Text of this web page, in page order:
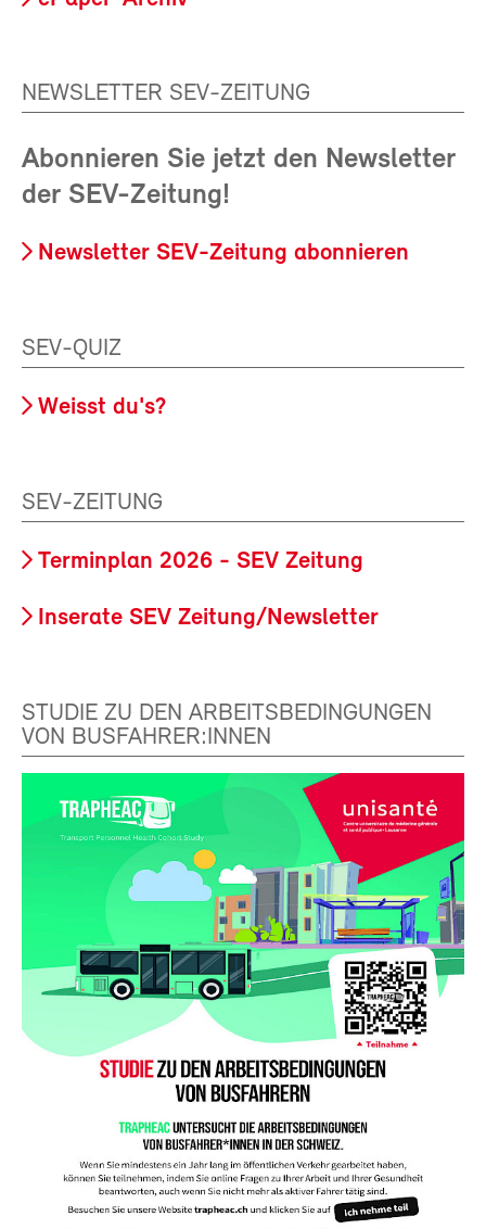
NEWSLETTER SEV-ZEITUNG
Abonnieren Sie jetzt den Newsletter
der SEV-Zeitung!
Newsletter SEV-Zeitung abonnieren
SEV-QUIZ
Weisst du's?
SEV-ZEITUNG
Terminplan 2026 - SEV Zeitung
Inserate SEV Zeitung/Newsletter
STUDIE ZU DEN ARBEITSBEDINGUNGEN
VON BUSFAHRER:INNEN